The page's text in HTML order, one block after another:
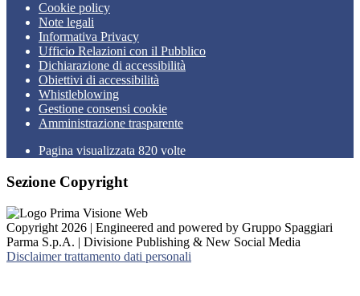
Cookie policy
Note legali
Informativa Privacy
Ufficio Relazioni con il Pubblico
Dichiarazione di accessibilità
Obiettivi di accessibilità
Whistleblowing
Gestione consensi cookie
Amministrazione trasparente
Pagina visualizzata 820 volte
Sezione Copyright
Copyright 2026 | Engineered and powered by Gruppo Spaggiari
Parma S.p.A. | Divisione Publishing & New Social Media
Disclaimer trattamento dati personali